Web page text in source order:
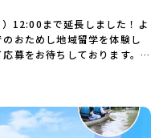
・学校で1〜3年間過ごすこ
」をはじめとした、教育事業
す。名 称：一般財団法人地
：2017年3月代表者：岩本
本町二丁目25-6 みらい
c-platform.or.jp/お問い
「おためし
公式LINEにて配信中！ぜひ
ぷりとお伝えします。日
んなとこ
お申し込み：https://c-
会でも、お気軽にどうぞ！
どんな体験ができるの？」
さんの素朴な疑問にスタッ
問も可能ですので、ぜひご
い。▼お申し込み前に必ずご
ラムへの参加申し込みいた
う）【実施日程】7月28日
には6月19日(金) 18：30～
研修」をご案内する予定で
場所・時間】7月28日(火)
とかち帯広空港に到着する
7月30日(木) 15：00頃 とか
港を出発する便で手配くだ
宿泊先】大樹町ワーキング
す。真っ青な海に思いっき
間や地元の高校生、地域の方
一生の思い出になるはず！
出会う3日間。熱気あふれる
体験のおすすめポイント体
PM）「オリエンテーショ
び！」 -心をほぐして、出水
で夕食」「1日目の振り返り
のオープンスクールに参
12:00まで延長しました！よ
おためし地域留学を体験し
募をお待ちしております。
た」という方も、この機会
合により締め切りを早める
さい！＜体験費・宿泊費が
でここでしかできない「自
ト」を楽しんでみません